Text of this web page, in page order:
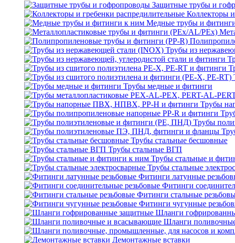
Защитные трубы и
Коллекторы
Медные трубы и
Трубы из
Трубы медные и фитинги
Трубы
Трубы
Трубы стальные бесшовные
Трубы стальные ВГП
Трубы стальные и
Трубы стальные
Фитинги латунные
Фитинги
Фитинги стальные
Фитинги чугунные
Шланги
Шланги
Демонтажные вставки